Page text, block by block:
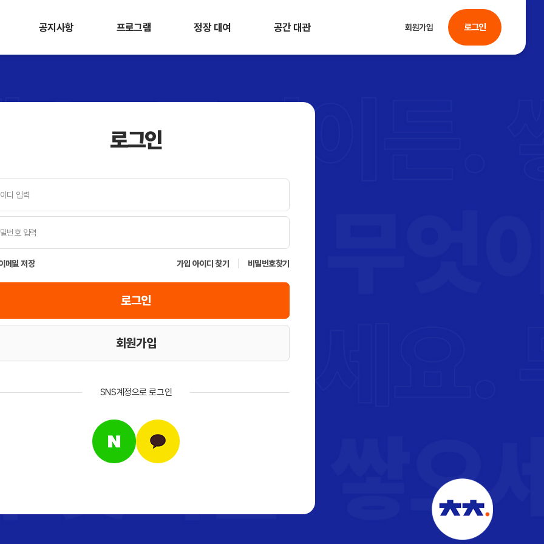
공지사항 프로그램 정장 대여 공간 대관 회원가입 로그인
로그인
메일 저장 가입 아이디 찾기 비밀번호찾기
회원가입
SNS계정으로 로그인